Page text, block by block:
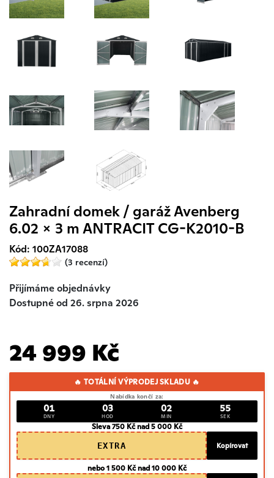
Zahradní domek / garáž Avenberg
6.02 x 3 m ANTRACIT CG-K2010-B
Kód: 100ZA17088
(3 recenzí)
Přijímáme objednávky
Dostupné od 26. srpna 2026
24 999 Kč
🔥 TOTÁLNÍ VÝPRODEJ SKLADU 🔥
Nabídka končí za:
01
DNY
03
HOD
02
MIN
54
SEK
Sleva 750 Kč nad 5 000 Kč
EXTRA
Kopírovat
nebo 1 500 Kč nad 10 000 Kč